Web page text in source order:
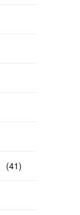
(41)